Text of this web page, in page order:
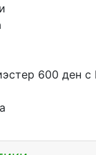
600 ден с